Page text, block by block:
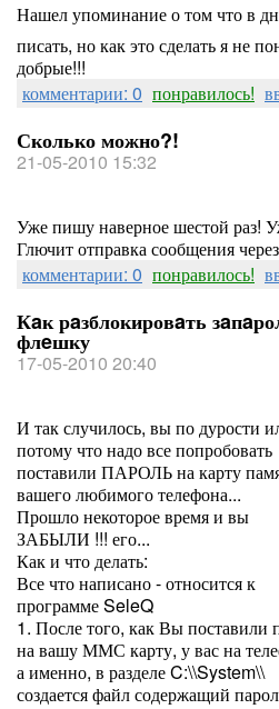
Нашел упоминание о том что в
писать, но как это сделать я не
добрые!!!
комментарии: 0 понравилось!
Сколько можно?!
21-05-2010 15:32
Уже пишу наверное шестой раз!
Глючит отправка сообщения
комментарии: 0 понравилось!
Кaк рaзблокировaть
флeшку
17-05-2010 20:40
И так случилось, вы по дурости
потому что надо все попробовать
поставили ПАРОЛЬ на карту
вашего любимого телефона...
Прошло некоторое время и вы
ЗАБЫЛИ !!! его...
Как и что делать:
Все что написано - относится к
программе SeleQ
1. После того, как Вы поставили
на вашу ММС карту, у вас на
а именно, в разделе C:\\System\\
создается файл содержащий